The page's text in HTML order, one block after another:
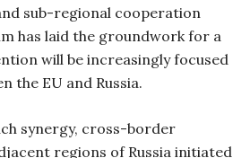
sub-regional cooperation
has laid the groundwork for a
will be increasingly focused
the EU and Russia.
synergy, cross-border
regions of Russia initiated